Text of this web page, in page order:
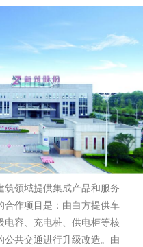
筑领域提供集成产品和服务
合作项目是：由白方提供车
电容、充电桩、供电柜等核
公共交通进行升级改造。由